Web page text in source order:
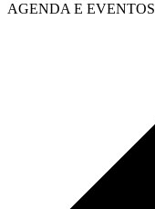
AGENDA E EVENTOS